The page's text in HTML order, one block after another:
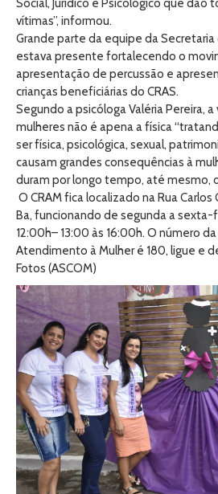
Social, Jurídico e Psicológico que dão
vítimas”, informou.
Grande parte da equipe da
estava presente fortalecendo o
apresentação de percussão e
crianças beneficiárias do CRAS.
Segundo a psicóloga Valéria Pereira,
mulheres não é apena a física
ser física, psicológica, sexual,
causam grandes consequências à
duram por longo tempo, até mesmo,
O CRAM fica localizado na Rua
Ba, funcionando de segunda a
12:00h– 13:00 às 16:00h. O número
Atendimento à Mulher é 180, ligue e
Fotos (ASCOM)